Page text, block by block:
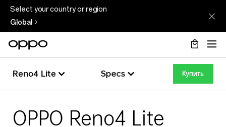
Select your country or region
Global
Reno4 Lite Specs Купить
OPPO Reno4 Lite